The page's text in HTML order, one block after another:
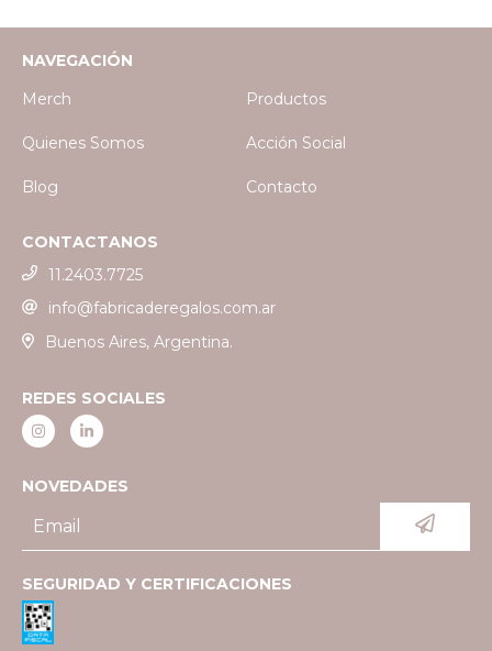
NAVEGACIÓN
Merch
Productos
Quienes Somos Acción Social
Blog Contacto
CONTACTANOS
11.2403.7725
info@fabricaderegalos.com.ar
Buenos Aires, Argentina.
REDES SOCIALES
NOVEDADES
SEGURIDAD Y CERTIFICACIONES